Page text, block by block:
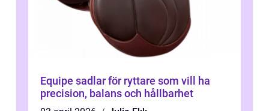
Equipe sadlar för ryttare som vill ha
precision, balans och hållbarhet